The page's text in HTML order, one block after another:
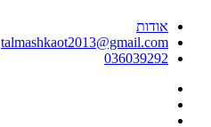
אודות
talmashkaot2013@gmail.com
036039292